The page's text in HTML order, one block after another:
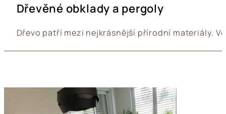
Dřevěné obklady a pergoly
Dřevo patří mezi nejkrásnější přírodní materiály.